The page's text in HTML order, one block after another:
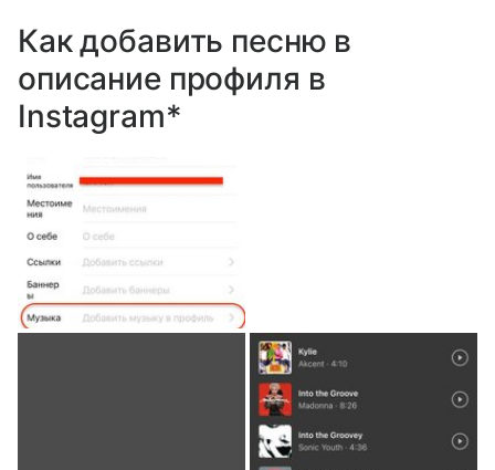
Как добавить песню в
описание профиля в
Instagram*